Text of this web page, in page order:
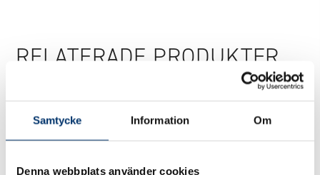
Samtycke Information Om
Denna webbplats använder cookies
Freerider
RELATERADE PRODUKTER